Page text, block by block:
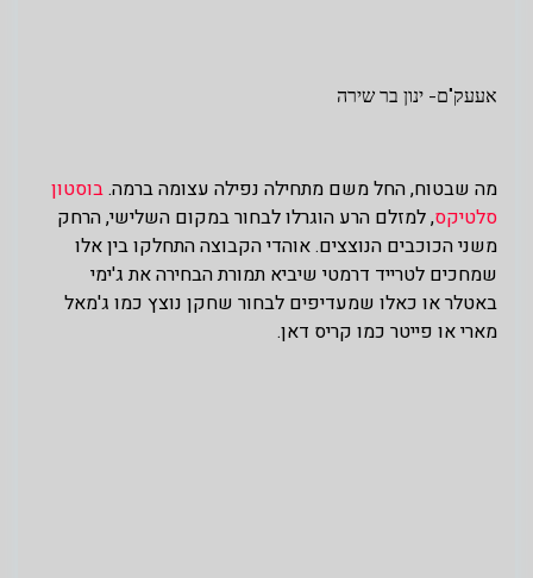
אעעק"ם- ינון בר שירה
מה שבטוח, החל משם מתחילה נפילה עצומה ברמה.בוסטון
סלטיקס, למזלם הרע הוגרלו לבחור במקום השלישי, הרחק
משני הכוכבים הנוצצים. אוהדי הקבוצה התחלקו בין אלו
שמחכים לטרייד דרמטי שיביא תמורת הבחירה את ג'ימי
באטלר או כאלו שמעדיפים לבחור שחקן נוצץ כמו ג'מאל
מארי או פייטר כמו קריס דאן.